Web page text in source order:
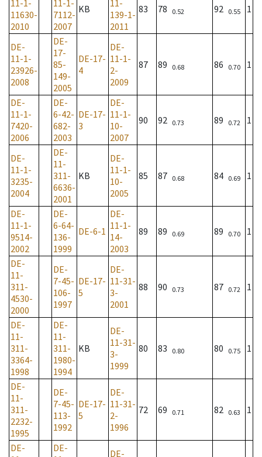
11-1-
11630-
2010
11-1-
7112-
2007
KB
11-
139-1-
2011
83 78 0.52 92 0.55 1
DE-
11-1-
23926-
2008
DE-
17-
85-
149-
2005
DE-17-
4
DE-
11-1-
2-
2009
87 89 0.68 86 0.70 1
DE-
11-1-
7420-
2006
DE-
6-42-
682-
2003
DE-17-
3
DE-
11-1-
10-
2007
90 92 0.73 89 0.72 1
DE-
11-1-
3235-
2004
DE-
11-
311-
6636-
2001
KB
DE-
11-1-
10-
2005
85 87 0.68 84 0.69 1
DE-
11-1-
9514-
2002
DE-
6-64-
136-
1999
DE-6-1
DE-
11-1-
14-
2003
89 89 0.69 89 0.70 1
DE-
11-
311-
4530-
2000
DE-
7-45-
106-
1997
DE-17-
5
DE-
11-31-
3-
2001
88 90 0.73 87 0.72 1
DE-
11-
311-
3364-
1998
DE-
11-
311-
1980-
1994
KB
DE-
11-31-
3-
1999
80 83 0.80 80 0.75 1
DE-
11-
311-
2232-
1995
DE-
7-45-
113-
1992
DE-17-
5
DE-
11-31-
2-
1996
72 69 0.71 82 0.63 1
DE-
DE-
DE-